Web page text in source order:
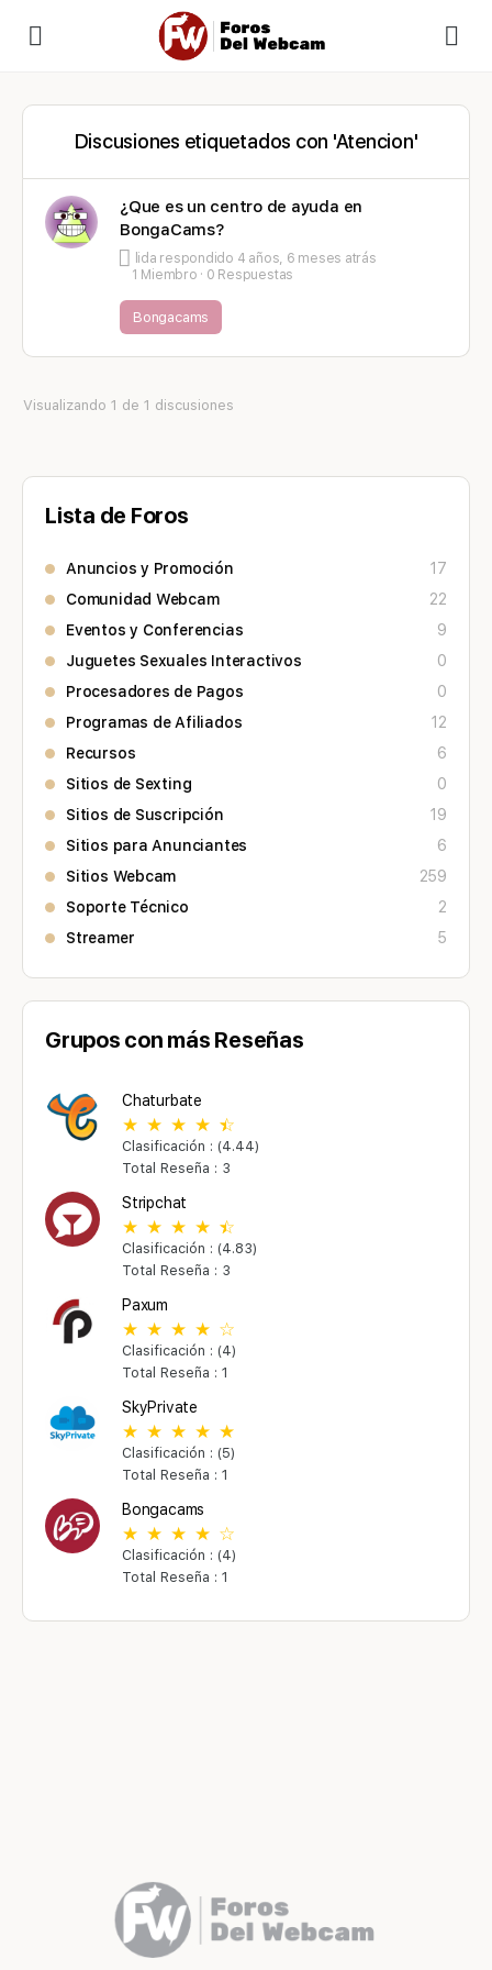
Discusiones etiquetados con 'Atencion'
¿Que es un centro de ayuda en
BongaCams?
lida respondido 4 años, 6 meses atrás
1 Miembro · 0 Respuestas
Bongacams
Visualizando 1 de 1 discusiones
Lista de Foros
Anuncios y Promoción
17
Comunidad Webcam
22
Eventos y Conferencias
9
Juguetes Sexuales Interactivos
0
Procesadores de Pagos
0
Programas de Afiliados
12
Recursos
6
Sitios de Sexting
0
Sitios de Suscripción
19
Sitios para Anunciantes
6
Sitios Webcam
259
Soporte Técnico
2
Streamer
5
Grupos con más Reseñas
Chaturbate
Clasificación : (4.44)
Total Reseña : 3
Stripchat
Clasificación : (4.83)
Total Reseña : 3
Paxum
Clasificación : (4)
Total Reseña : 1
SkyPrivate
Clasificación : (5)
Total Reseña : 1
Bongacams
Clasificación : (4)
Total Reseña : 1